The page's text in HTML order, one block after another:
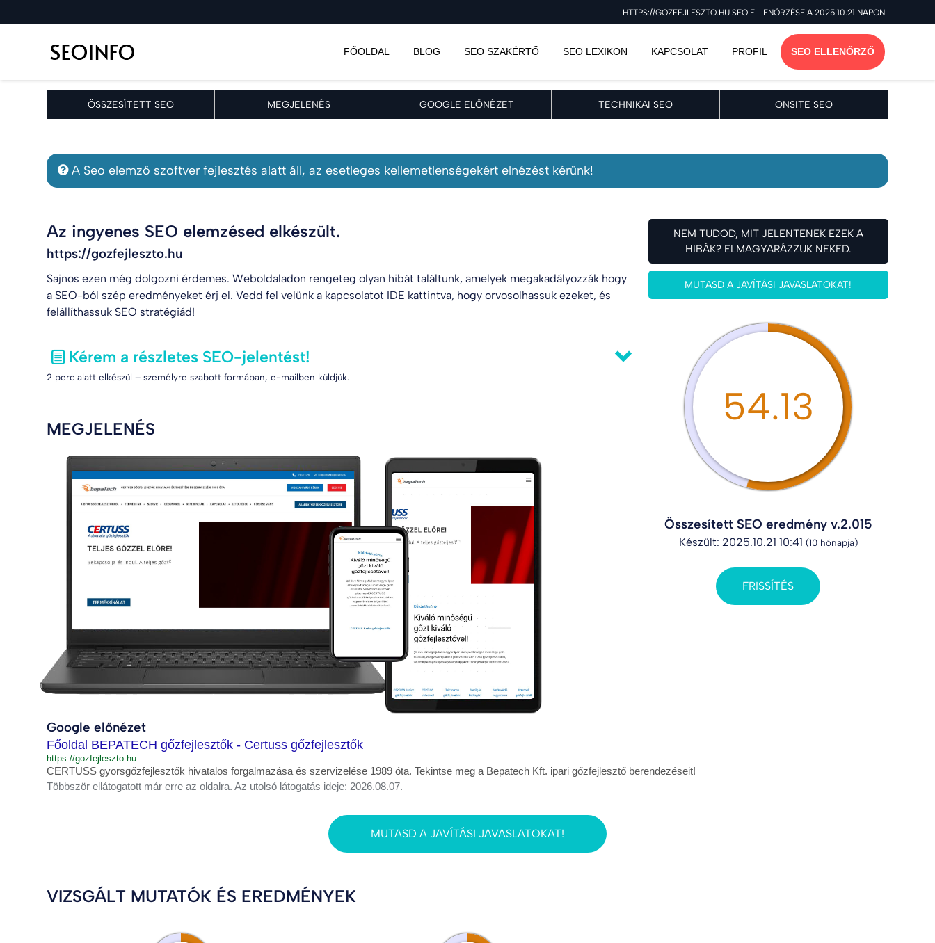
HTTPS://GOZFEJLESZTO.HU SEO ELLENŐRZÉSE A 2025.10.21 NAPON
FŐOLDAL BLOG SEO SZAKÉRTŐ SEO LEXIKON KAPCSOLAT PROFIL SEO ELLENŐRZŐ
ÖSSZESÍTETT SEO MEGJELENÉS GOOGLE ELŐNÉZET TECHNIKAI SEO ONSITE SEO
A Seo elemző szoftver fejlesztés alatt áll, az esetleges kellemetlenségekért elnézést kérünk!
Az ingyenes SEO elemzésed elkészült.
https://gozfejleszto.hu
Sajnos ezen még dolgozni érdemes. Weboldaladon rengeteg olyan hibát találtunk, amelyek megakadályozzák hogy
a SEO-ból szép eredményeket érj el. Vedd fel velünk a kapcsolatot IDE kattintva, hogy orvosolhassuk ezeket, és
felállíthassuk SEO stratégiád!
Kérem a részletes SEO-jelentést!
2 perc alatt elkészül – személyre szabott formában, e-mailben küldjük.
MEGJELENÉS
NEM TUDOD, MIT JELENTENEK EZEK A
HIBÁK? ELMAGYARÁZZUK NEKED.
MUTASD A JAVÍTÁSI JAVASLATOKAT!
54.13
Összesített SEO eredmény v.2.015
Készült: 2025.10.21 10:41 (10 hónapja)
FRISSÍTÉS
Google előnézet
Főoldal BEPATECH gőzfejlesztők - Certuss gőzfejlesztők
https://gozfejleszto.hu
CERTUSS gyorsgőzfejlesztők hivatalos forgalmazása és szervizelése 1989 óta. Tekintse meg a Bepatech Kft. ipari gőzfejlesztő berendezéseit!
Többször ellátogatott már erre az oldalra. Az utolsó látogatás ideje: 2026.08.07.
MUTASD A JAVÍTÁSI JAVASLATOKAT!
VIZSGÁLT MUTATÓK ÉS EREDMÉNYEK